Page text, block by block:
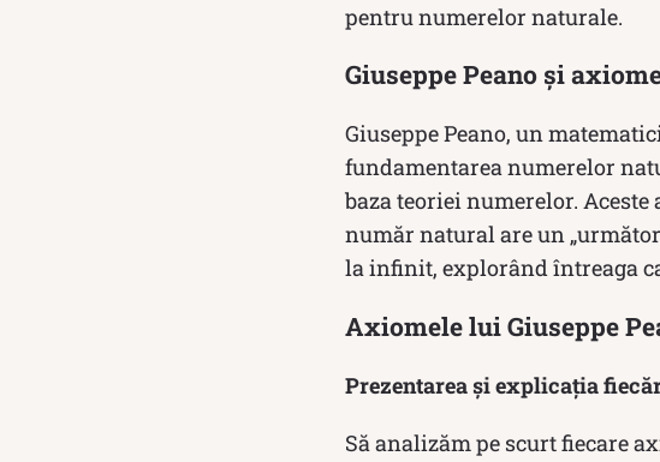
pentru numerelor naturale.
Giuseppe Peano și
Giuseppe Peano, un
fundamentarea numerelor
baza teoriei numerelor.
număr natural are un
la infinit, explorând întreaga
Axiomele lui Giuseppe
Prezentarea și explicația
Să analizăm pe scurt fiecare